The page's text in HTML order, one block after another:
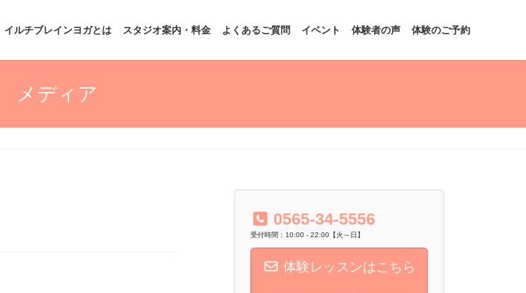
イルチブレインヨガとは スタジオ案内・料金 よくあるご質問 イベント 体験者の声 体験のご予約
メディア
0565-34-5556
受付時間：10:00 - 22:00【火～日】
体験レッスンはこちら